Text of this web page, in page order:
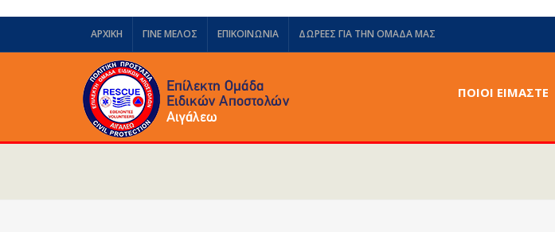
ΑΡΧΙΚΗ ΓΙΝΕ ΜΕΛΟΣ ΕΠΙΚΟΙΝΩΝΙΑ ΔΩΡΕΈΣ ΓΙΑ ΤΗΝ ΟΜΆΔΑ ΜΑΣ
ΠΟΙΟΙ ΕΙΜΑΣΤΕ